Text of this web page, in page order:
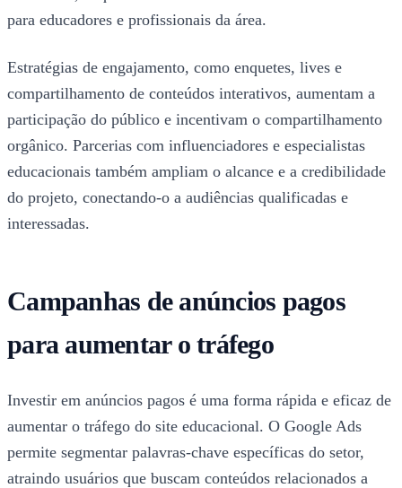
para educadores e profissionais da área.
Estratégias de engajamento, como enquetes, lives e
compartilhamento de conteúdos interativos, aumentam a
participação do público e incentivam o compartilhamento
orgânico. Parcerias com influenciadores e especialistas
educacionais também ampliam o alcance e a credibilidade
do projeto, conectando-o a audiências qualificadas e
interessadas.
Campanhas de anúncios pagos
para aumentar o tráfego
Investir em anúncios pagos é uma forma rápida e eficaz de
aumentar o tráfego do site educacional. O Google Ads
permite segmentar palavras-chave específicas do setor,
atraindo usuários que buscam conteúdos relacionados a